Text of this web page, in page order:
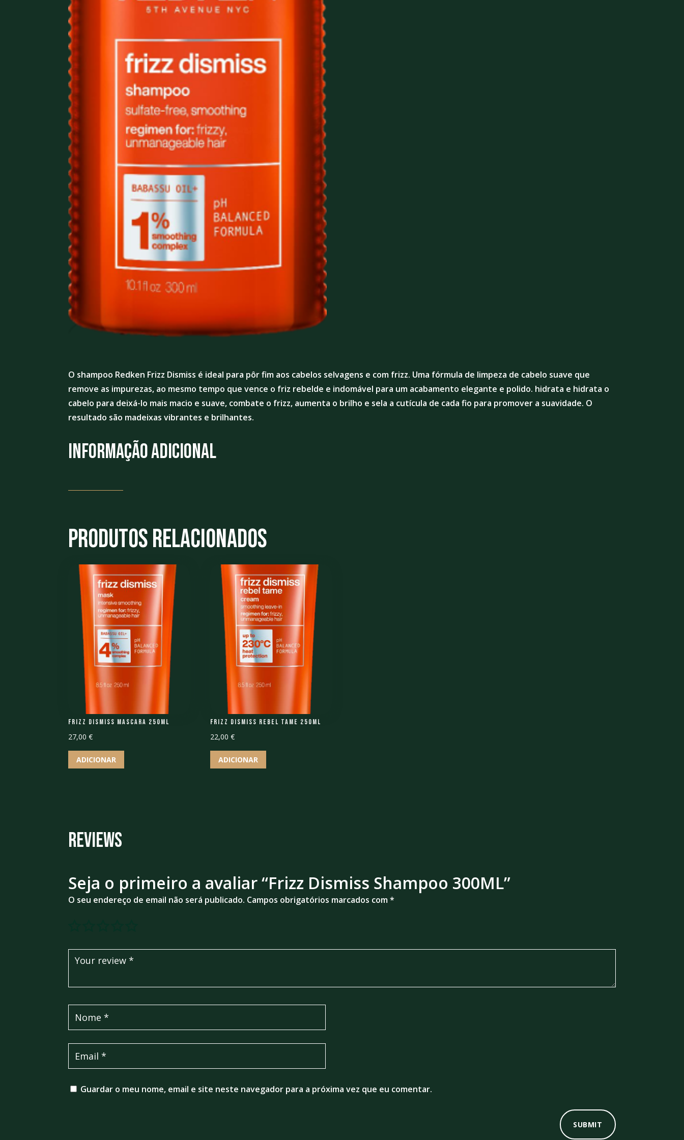
O shampoo Redken Frizz Dismiss é ideal para pôr fim aos cabelos selvagens e com frizz. Uma fórmula de limpeza de cabelo suave que
remove as impurezas, ao mesmo tempo que vence o friz rebelde e indomável para um acabamento elegante e polido. hidrata e hidrata o
cabelo para deixá-lo mais macio e suave, combate o frizz, aumenta o brilho e sela a cutícula de cada fio para promover a suavidade. O
resultado são madeixas vibrantes e brilhantes.
Informação adicional
Produtos Relacionados
Frizz Dismiss Mascara 250ML
27,00€
ADICIONAR
Frizz Dismiss Rebel Tame 250ml
22,00€
ADICIONAR
Reviews
Seja o primeiro a avaliar “Frizz Dismiss Shampoo 300ML”
O seu endereço de email não será publicado. Campos obrigatórios marcados com*
Guardar o meu nome, email e site neste navegador para a próxima vez que eu comentar.
SUBMIT